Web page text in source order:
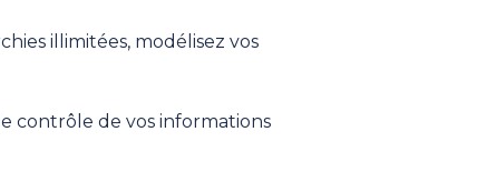
illimitées, modélisez vos
contrôle de vos informations